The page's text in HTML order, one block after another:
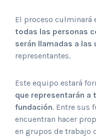
El proceso culminará
todas las personas
serán llamadas a las
representantes.
Este equipo estará
que representarán a
fundación. Entre sus
encuentran hacer
en grupos de trabajo